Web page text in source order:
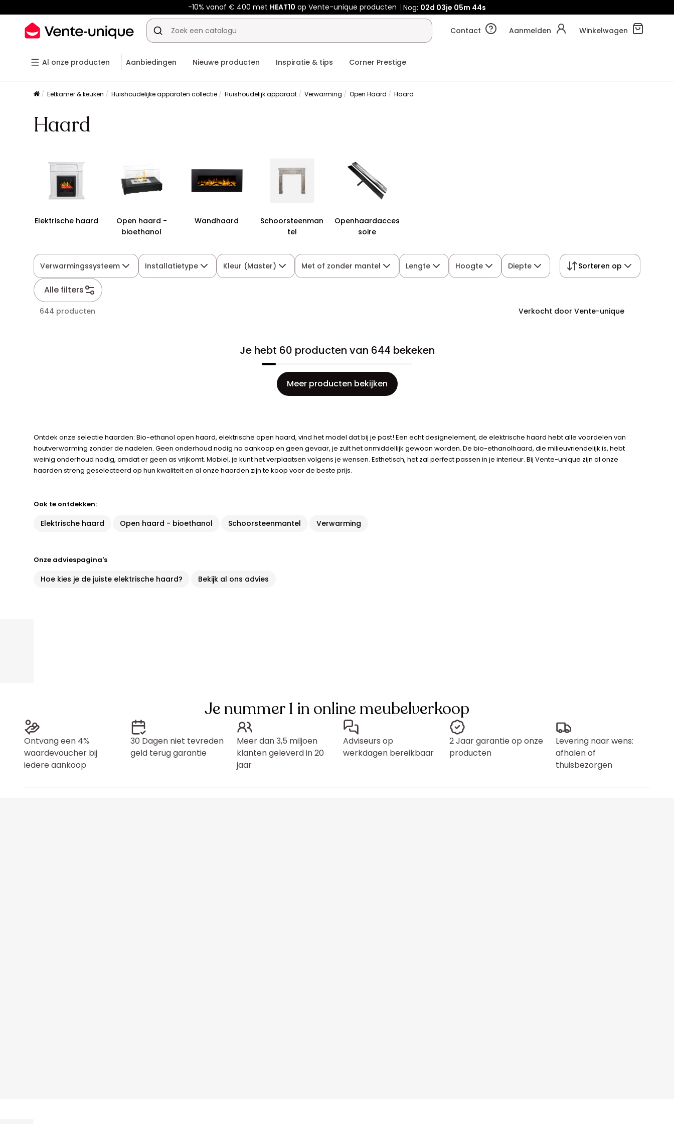
-10% vanaf € 400 met HEAT10 op Vente-unique producten Nog: 02d 03je 05m 43s
Contact Aanmelden Winkelwagen
Al onze producten Aanbiedingen Nieuwe producten Inspiratie & tips Corner Prestige
Eetkamer & keuken Huishoudelijke apparaten collectie Huishoudelijk apparaat Verwarming Open Haard Haard
Haard
Elektrische haard
Open haard -
bioethanol
Wandhaard
Schoorsteenman
tel
Openhaardacces
soire
Verwarmingssysteem Installatietype Kleur (Master) Met of zonder mantel Lengte Hoogte Diepte
Alle filters
Sorteren op
644 producten Verkocht door Vente-unique
Je hebt 60 producten van 644 bekeken
Meer producten bekijken
Ontdek onze selectie haarden: Bio-ethanol open haard, elektrische open haard, vind het model dat bij je past! Een echt designelement, de elektrische haard hebt alle voordelen van
houtverwarming zonder de nadelen. Geen onderhoud nodig na aankoop en geen gevaar, je zult het onmiddellijk gewoon worden. De bio-ethanolhaard, die milieuvriendelijk is, hebt
weinig onderhoud nodig, omdat er geen as vrijkomt. Mobiel, je kunt het verplaatsen volgens je wensen. Esthetisch, het zal perfect passen in je interieur. Bij Vente-unique zijn al onze
haarden streng geselecteerd op hun kwaliteit en al onze haarden zijn te koop voor de beste prijs.
Ook te ontdekken:
Elektrische haard Open haard - bioethanol Schoorsteenmantel Verwarming
Onze adviespagina's
Hoe kies je de juiste elektrische haard? Bekijk al ons advies
Je nummer 1 in online meubelverkoop
Ontvang een 4%
waardevoucher bij
iedere aankoop
30 Dagen niet tevreden
geld terug garantie
Meer dan 3,5 miljoen
klanten geleverd in 20
jaar
Adviseurs op
werkdagen bereikbaar
2 Jaar garantie op onze
producten
Levering naar wens:
afhalen of
thuisbezorgen